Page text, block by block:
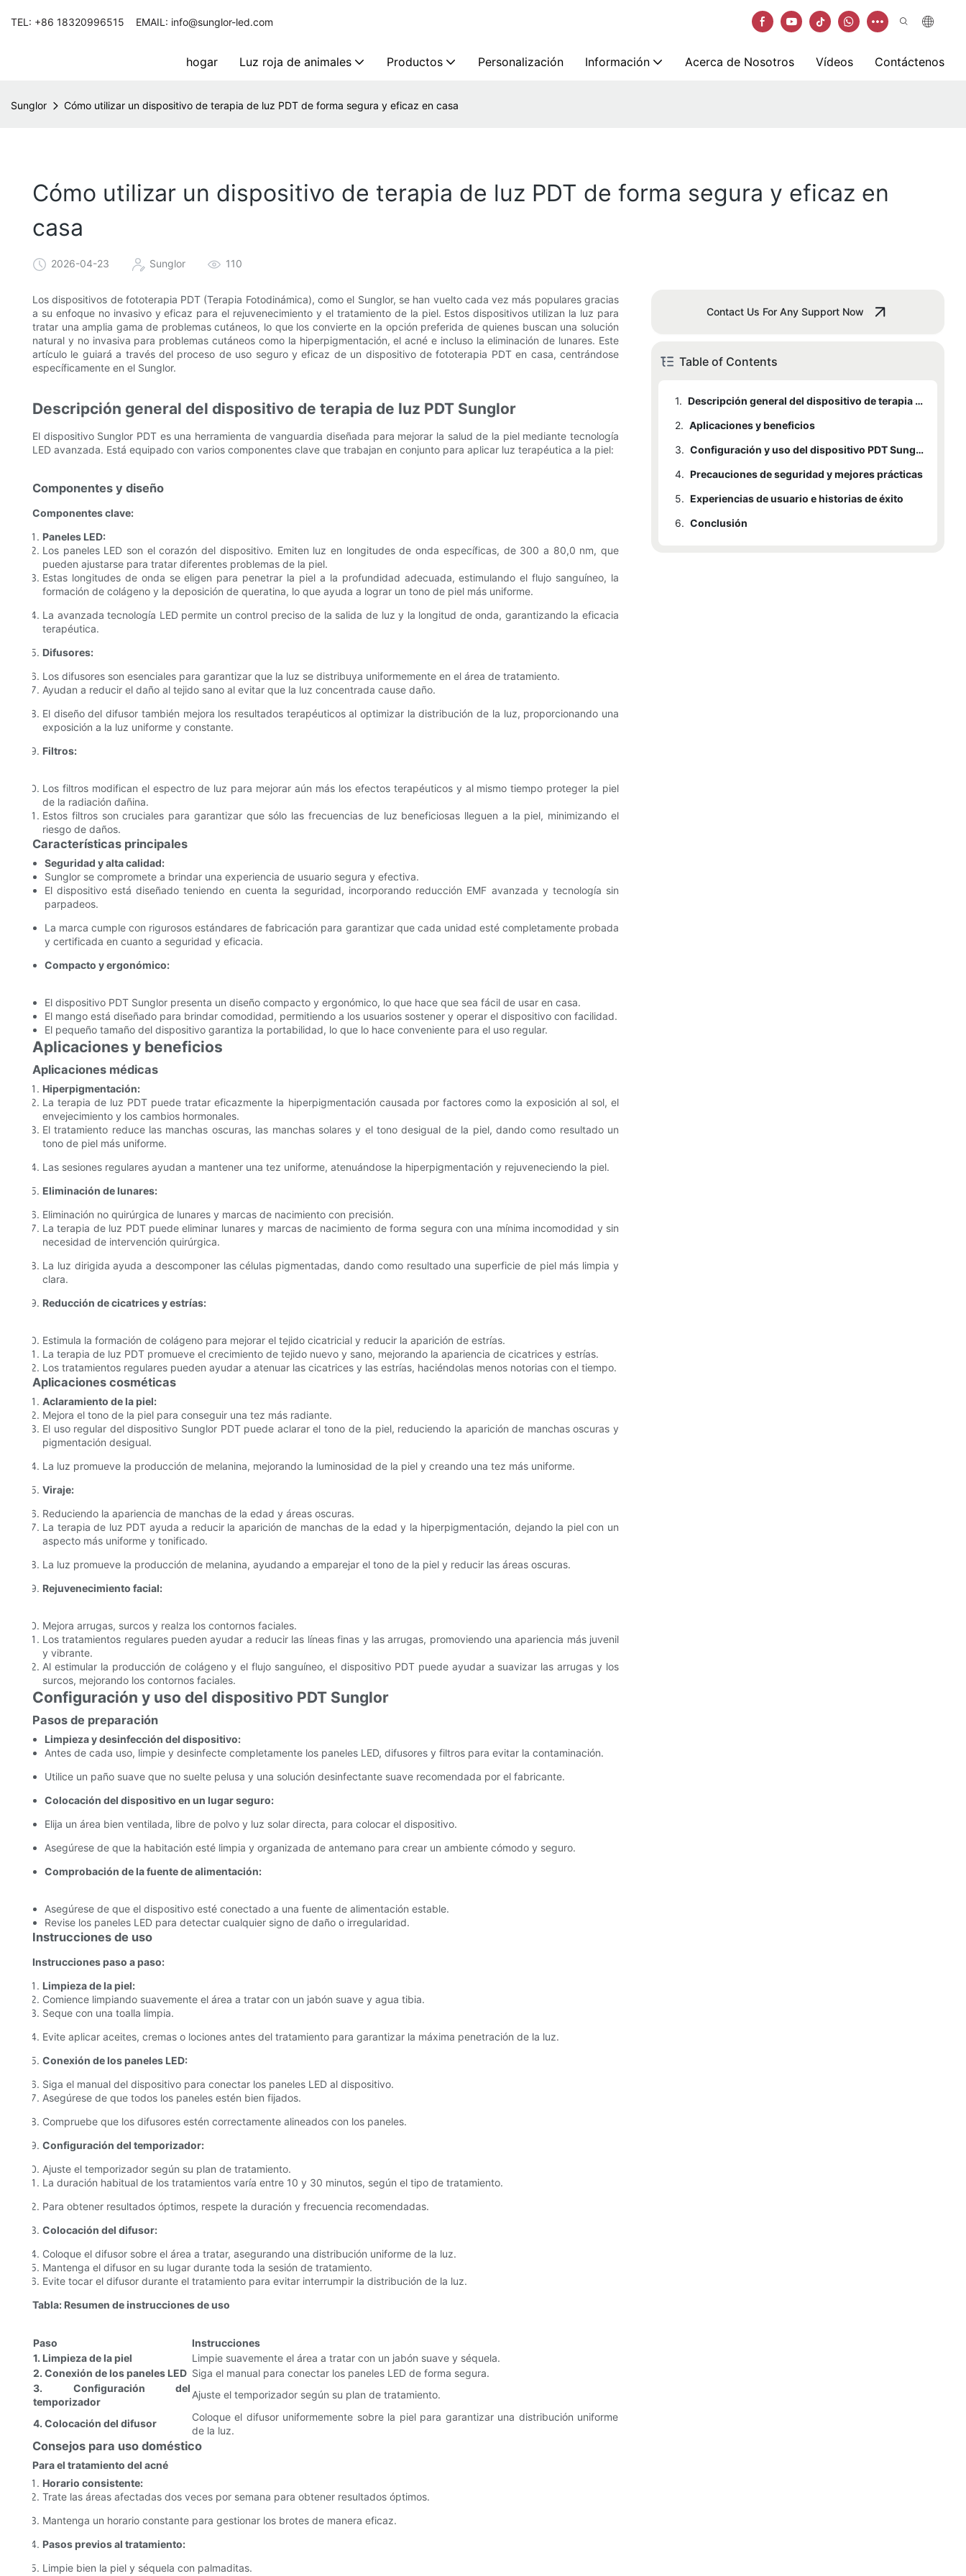
TEL: +86 18320996515 EMAIL: info@sunglor-led.com
hogar Luz roja de animales Productos Personalización Información Acerca de Nosotros Vídeos Contáctenos
Sunglor Cómo utilizar un dispositivo de terapia de luz PDT de forma segura y eficaz en casa
Cómo utilizar un dispositivo de terapia de luz PDT de forma segura y eficaz en
casa
2026-04-23 Sunglor 110
Los dispositivos de fototerapia PDT (Terapia Fotodinámica), como el Sunglor, se han vuelto cada vez más populares gracias
a su enfoque no invasivo y eficaz para el rejuvenecimiento y el tratamiento de la piel. Estos dispositivos utilizan la luz para
tratar una amplia gama de problemas cutáneos, lo que los convierte en la opción preferida de quienes buscan una solución
natural y no invasiva para problemas cutáneos como la hiperpigmentación, el acné e incluso la eliminación de lunares. Este
artículo le guiará a través del proceso de uso seguro y eficaz de un dispositivo de fototerapia PDT en casa, centrándose
específicamente en el Sunglor.
Descripción general del dispositivo de terapia de luz PDT Sunglor
El dispositivo Sunglor PDT es una herramienta de vanguardia diseñada para mejorar la salud de la piel mediante tecnología
LED avanzada. Está equipado con varios componentes clave que trabajan en conjunto para aplicar luz terapéutica a la piel:
Componentes y diseño
Componentes clave:
Paneles LED:
Los paneles LED son el corazón del dispositivo. Emiten luz en longitudes de onda específicas, de 300 a 80,0 nm, que
pueden ajustarse para tratar diferentes problemas de la piel.
Estas longitudes de onda se eligen para penetrar la piel a la profundidad adecuada, estimulando el flujo sanguíneo, la
formación de colágeno y la deposición de queratina, lo que ayuda a lograr un tono de piel más uniforme.
La avanzada tecnología LED permite un control preciso de la salida de luz y la longitud de onda, garantizando la eficacia
terapéutica.
Difusores:
Los difusores son esenciales para garantizar que la luz se distribuya uniformemente en el área de tratamiento.
Ayudan a reducir el daño al tejido sano al evitar que la luz concentrada cause daño.
El diseño del difusor también mejora los resultados terapéuticos al optimizar la distribución de la luz, proporcionando una
exposición a la luz uniforme y constante.
Filtros:
Los filtros modifican el espectro de luz para mejorar aún más los efectos terapéuticos y al mismo tiempo proteger la piel
de la radiación dañina.
Estos filtros son cruciales para garantizar que sólo las frecuencias de luz beneficiosas lleguen a la piel, minimizando el
riesgo de daños.
Características principales
Seguridad y alta calidad:
Sunglor se compromete a brindar una experiencia de usuario segura y efectiva.
El dispositivo está diseñado teniendo en cuenta la seguridad, incorporando reducción EMF avanzada y tecnología sin
parpadeos.
La marca cumple con rigurosos estándares de fabricación para garantizar que cada unidad esté completamente probada
y certificada en cuanto a seguridad y eficacia.
Compacto y ergonómico:
El dispositivo PDT Sunglor presenta un diseño compacto y ergonómico, lo que hace que sea fácil de usar en casa.
El mango está diseñado para brindar comodidad, permitiendo a los usuarios sostener y operar el dispositivo con facilidad.
El pequeño tamaño del dispositivo garantiza la portabilidad, lo que lo hace conveniente para el uso regular.
Aplicaciones y beneficios
Aplicaciones médicas
Hiperpigmentación:
La terapia de luz PDT puede tratar eficazmente la hiperpigmentación causada por factores como la exposición al sol, el
envejecimiento y los cambios hormonales.
El tratamiento reduce las manchas oscuras, las manchas solares y el tono desigual de la piel, dando como resultado un
tono de piel más uniforme.
Las sesiones regulares ayudan a mantener una tez uniforme, atenuándose la hiperpigmentación y rejuveneciendo la piel.
Eliminación de lunares:
Eliminación no quirúrgica de lunares y marcas de nacimiento con precisión.
La terapia de luz PDT puede eliminar lunares y marcas de nacimiento de forma segura con una mínima incomodidad y sin
necesidad de intervención quirúrgica.
La luz dirigida ayuda a descomponer las células pigmentadas, dando como resultado una superficie de piel más limpia y
clara.
Reducción de cicatrices y estrías:
Estimula la formación de colágeno para mejorar el tejido cicatricial y reducir la aparición de estrías.
La terapia de luz PDT promueve el crecimiento de tejido nuevo y sano, mejorando la apariencia de cicatrices y estrías.
Los tratamientos regulares pueden ayudar a atenuar las cicatrices y las estrías, haciéndolas menos notorias con el tiempo.
Aplicaciones cosméticas
Aclaramiento de la piel:
Mejora el tono de la piel para conseguir una tez más radiante.
El uso regular del dispositivo Sunglor PDT puede aclarar el tono de la piel, reduciendo la aparición de manchas oscuras y
pigmentación desigual.
La luz promueve la producción de melanina, mejorando la luminosidad de la piel y creando una tez más uniforme.
Viraje:
Reduciendo la apariencia de manchas de la edad y áreas oscuras.
La terapia de luz PDT ayuda a reducir la aparición de manchas de la edad y la hiperpigmentación, dejando la piel con un
aspecto más uniforme y tonificado.
La luz promueve la producción de melanina, ayudando a emparejar el tono de la piel y reducir las áreas oscuras.
Rejuvenecimiento facial:
Mejora arrugas, surcos y realza los contornos faciales.
Los tratamientos regulares pueden ayudar a reducir las líneas finas y las arrugas, promoviendo una apariencia más juvenil
y vibrante.
Al estimular la producción de colágeno y el flujo sanguíneo, el dispositivo PDT puede ayudar a suavizar las arrugas y los
surcos, mejorando los contornos faciales.
Configuración y uso del dispositivo PDT Sunglor
Pasos de preparación
Limpieza y desinfección del dispositivo:
Antes de cada uso, limpie y desinfecte completamente los paneles LED, difusores y filtros para evitar la contaminación.
Utilice un paño suave que no suelte pelusa y una solución desinfectante suave recomendada por el fabricante.
Colocación del dispositivo en un lugar seguro:
Elija un área bien ventilada, libre de polvo y luz solar directa, para colocar el dispositivo.
Asegúrese de que la habitación esté limpia y organizada de antemano para crear un ambiente cómodo y seguro.
Comprobación de la fuente de alimentación:
Asegúrese de que el dispositivo esté conectado a una fuente de alimentación estable.
Revise los paneles LED para detectar cualquier signo de daño o irregularidad.
Instrucciones de uso
Instrucciones paso a paso:
Limpieza de la piel:
Comience limpiando suavemente el área a tratar con un jabón suave y agua tibia.
Seque con una toalla limpia.
Evite aplicar aceites, cremas o lociones antes del tratamiento para garantizar la máxima penetración de la luz.
Conexión de los paneles LED:
Siga el manual del dispositivo para conectar los paneles LED al dispositivo.
Asegúrese de que todos los paneles estén bien fijados.
Compruebe que los difusores estén correctamente alineados con los paneles.
Configuración del temporizador:
Ajuste el temporizador según su plan de tratamiento.
La duración habitual de los tratamientos varía entre 10 y 30 minutos, según el tipo de tratamiento.
Para obtener resultados óptimos, respete la duración y frecuencia recomendadas.
Colocación del difusor:
Coloque el difusor sobre el área a tratar, asegurando una distribución uniforme de la luz.
Mantenga el difusor en su lugar durante toda la sesión de tratamiento.
Evite tocar el difusor durante el tratamiento para evitar interrumpir la distribución de la luz.
Tabla: Resumen de instrucciones de uso
Paso
Instrucciones
1. Limpieza de la piel
Limpie suavemente el área a tratar con un jabón suave y séquela.
2. Conexión de los paneles LED Siga el manual para conectar los paneles LED de forma segura.
3. Configuración del
temporizador
Ajuste el temporizador según su plan de tratamiento.
4. Colocación del difusor
Coloque el difusor uniformemente sobre la piel para garantizar una distribución uniforme
de la luz.
Consejos para uso doméstico
Para el tratamiento del acné
Horario consistente:
Trate las áreas afectadas dos veces por semana para obtener resultados óptimos.
Mantenga un horario constante para gestionar los brotes de manera eficaz.
Pasos previos al tratamiento:
Limpie bien la piel y séquela con palmaditas.
Contact Us For Any Support Now
Table of Contents
1.
Descripción general del dispositivo de terapia de luz PDT Sunglor
1.1 Componentes y diseño
1.2 Características principales
2. Aplicaciones y beneficios
2.1 Aplicaciones médicas
2.2 Aplicaciones cosméticas
3.
Configuración y uso del dispositivo PDT Sunglor
3.1 Pasos de preparación
3.2 Instrucciones de uso
3.3 Consejos para uso doméstico
4. Precauciones de seguridad y mejores prácticas
4.1 Pautas generales de seguridad
4.2 Precauciones y limitaciones
5. Experiencias de usuario e historias de éxito
5.1 Testimonios
6. Conclusión